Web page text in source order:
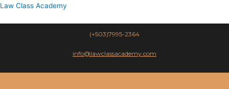
IrLaw Class Academy
(+503)7995-2364
info@lawclassacademy.com